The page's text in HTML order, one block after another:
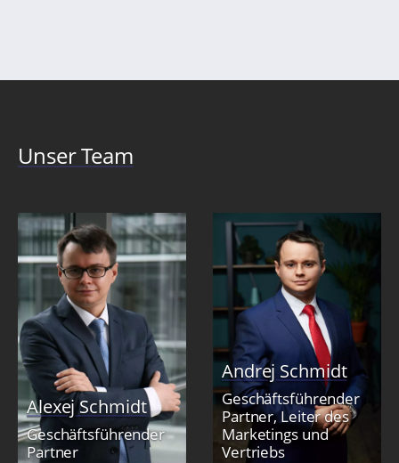
Unser Team
Alexej Schmidt
Geschäftsführender
Partner
Andrej Schmidt
Geschäftsführender
Partner, Leiter des
Marketings und
Vertriebs